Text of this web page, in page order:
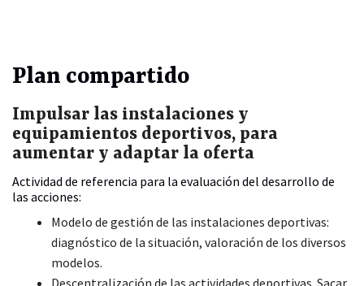
Plan compartido
Impulsar las instalaciones y
equipamientos deportivos, para
aumentar y adaptar la oferta
Actividad de referencia para la evaluación del desarrollo de
las acciones:
Modelo de gestión de las instalaciones deportivas:
diagnóstico de la situación, valoración de los diversos
modelos.